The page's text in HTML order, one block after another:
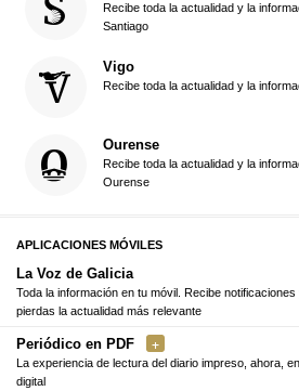
Recibe toda la actualidad y la
Santiago
Vigo
Recibe toda la actualidad y la
Ourense
Recibe toda la actualidad y la
Ourense
APLICACIONES MÓVILES
La Voz de Galicia
Toda la información en tu móvil. Recibe notificaciones
pierdas la actualidad más relevante
Periódico en PDF
La experiencia de lectura del diario impreso, ahora,
digital